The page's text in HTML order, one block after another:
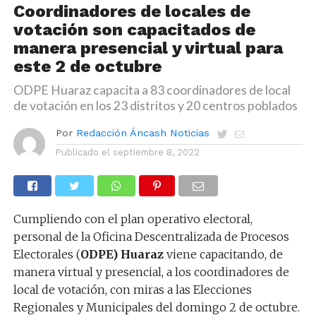
Coordinadores de locales de
votación son capacitados de
manera presencial y virtual para
este 2 de octubre
ODPE Huaraz capacita a 83 coordinadores de local
de votación en los 23 distritos y 20 centros poblados
Por Redacción Áncash Noticias
Publicado el septiembre 8, 2022
Cumpliendo con el plan operativo electoral,
personal de la Oficina Descentralizada de Procesos
Electorales (ODPE) Huarazviene capacitando, de
manera virtual y presencial, a los coordinadores de
local de votación, con miras a las Elecciones
Regionales y Municipales del domingo 2 de octubre.